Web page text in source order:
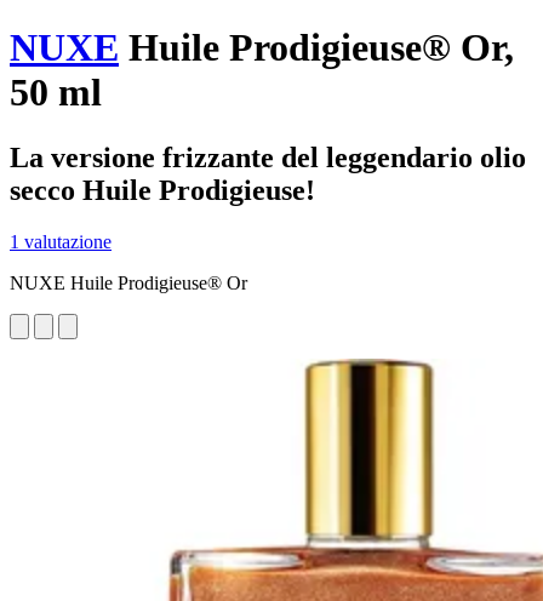
NUXE Huile Prodigieuse® Or,
50 ml
La versione frizzante del leggendario olio
secco Huile Prodigieuse!
1 valutazione
NUXE Huile Prodigieuse® Or